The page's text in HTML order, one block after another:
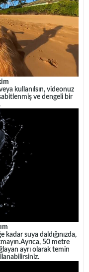
kullanılsın, videonuz
ve dengeli bir
suya daldığınızda,
Ayrıca, 50 metre
ayrı olarak temin